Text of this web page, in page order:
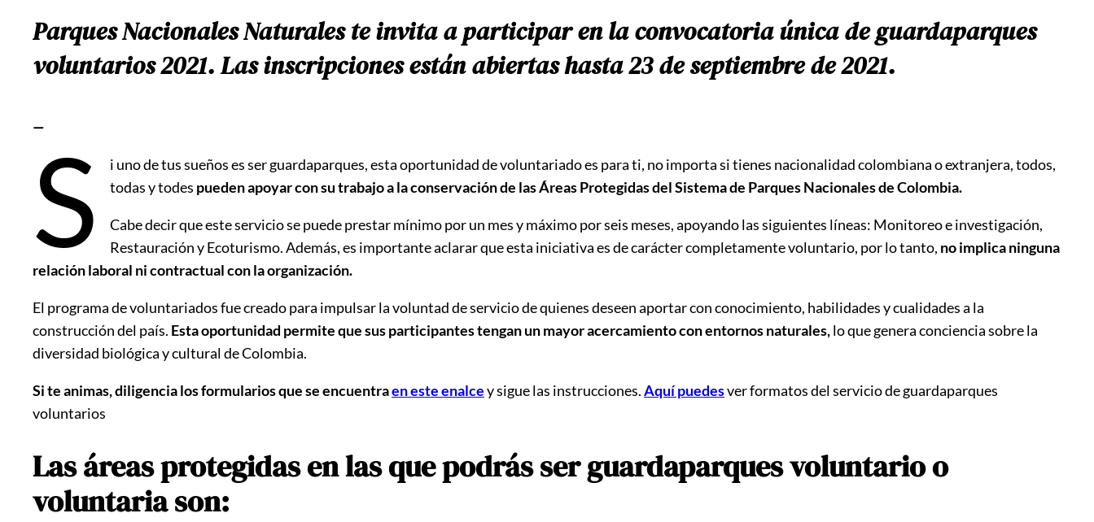
Parques Nacionales Naturales te invita a participar en la convocatoria única de guardaparques
voluntarios 2021. Las inscripciones están abiertas hasta 23 de septiembre de 2021.
—
S
i uno de tus sueños es ser guardaparques, esta oportunidad de voluntariado es para ti, no importa si tienes nacionalidad colombiana o extranjera, todos,
todas y todes pueden apoyar con su trabajo a la conservación de las Áreas Protegidas del Sistema de Parques Nacionales de Colombia.
Cabe decir que este servicio se puede prestar mínimo por un mes y máximo por seis meses, apoyando las siguientes líneas: Monitoreo e investigación,
Restauración y Ecoturismo. Además, es importante aclarar que esta iniciativa es de carácter completamente voluntario, por lo tanto, no implica ninguna
relación laboral ni contractual con la organización.
El programa de voluntariados fue creado para impulsar la voluntad de servicio de quienes deseen aportar con conocimiento, habilidades y cualidades a la
construcción del país. Esta oportunidad permite que sus participantes tengan un mayor acercamiento con entornos naturales,lo que genera conciencia sobre la
diversidad biológica y cultural de Colombia.
Si te animas, diligencia los formularios que se encuentraen este enalcey sigue las instrucciones.Aquí puedesver formatos del servicio de guardaparques
voluntarios
Las áreas protegidas en las que podrás ser guardaparques voluntario o
voluntaria son: